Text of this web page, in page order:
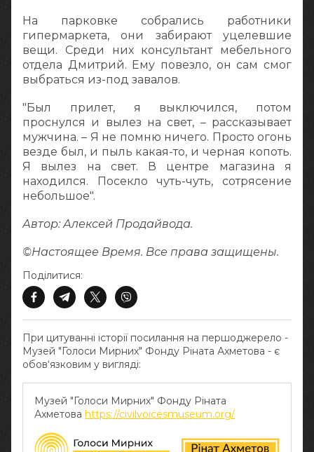
На парковке собрались работники
гипермаркета, они забирают уцелевшие
вещи. Среди них консультант мебельного
отдела Дмитрий. Ему повезло, он сам смог
выбраться из-под завалов.
"Был прилет, я выключился, потом
проснулся и вылез на свет, – рассказывает
мужчина. – Я не помню ничего. Просто огонь
везде был, и пыль какая-то, и черная копоть.
Я вылез на свет. В центре магазина я
находился. Посекло чуть-чуть, сотрясение
небольшое".
Автор: Алексей Продайвода.
©Настоящее Время. Все права защищены.
При цитуванні історії посилання на першоджерело -
Музей "Голоси Мирних" Фонду Ріната Ахметова - є
обов‘язковим у вигляді:
Музей "Голоси Мирних" Фонду Ріната
Ахметова https://civilvoicesmuseum.org/
Поділитися: